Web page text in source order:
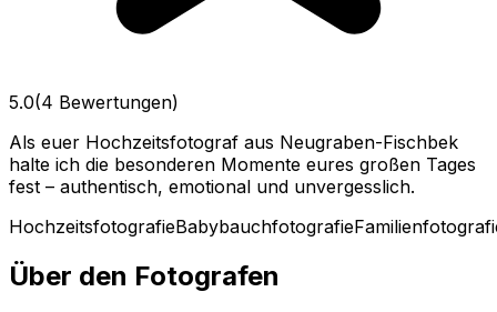
5.0(4 Bewertungen)
Als euer Hochzeitsfotograf aus Neugraben-Fischbek
halte ich die besonderen Momente eures großen Tages
fest – authentisch, emotional und unvergesslich.
HochzeitsfotografieBabybauchfotografie
Über den Fotografen